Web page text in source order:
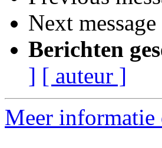
Next
Berichten
] [ auteur ]
Meer